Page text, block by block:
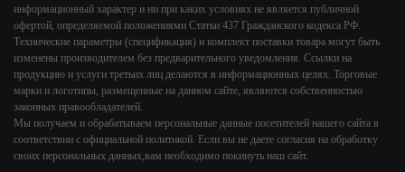
информационный характер и ни при каких условиях не является публичной
офертой, определяемой положениями Статьи 437 Гражданского кодекса РФ.
Технические параметры (спецификация) и комплект поставки товара могут быть
изменены производителем без предварительного уведомления. Ссылки на
продукцию и услуги третьих лиц делаются в информационных целях. Торговые
марки и логотипы, размещенные на данном сайте, являются собственностью
законных правообладателей.
Мы получаем и обрабатываем персональные данные посетителей нашего сайта в
соответствии с официальной политикой. Если вы не даете согласия на обработку
своих персональных данных,вам необходимо покинуть наш сайт.